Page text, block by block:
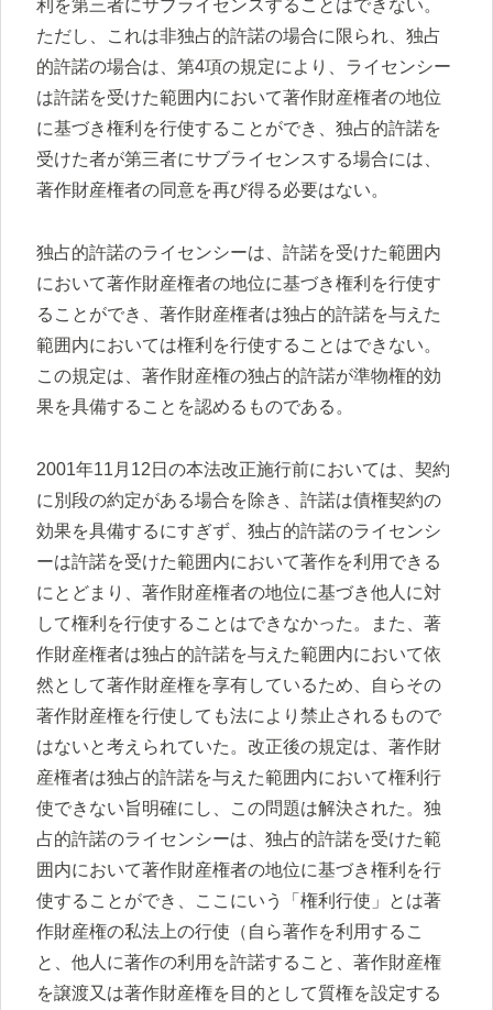
利を第三者にサブライセンスすることはできない。
ただし、これは非独占的許諾の場合に限られ、独占
的許諾の場合は、第4項の規定により、ライセンシー
は許諾を受けた範囲内において著作財産権者の地位
に基づき権利を行使することができ、独占的許諾を
受けた者が第三者にサブライセンスする場合には、
著作財産権者の同意を再び得る必要はない。
独占的許諾のライセンシーは、許諾を受けた範囲内
において著作財産権者の地位に基づき権利を行使す
ることができ、著作財産権者は独占的許諾を与えた
範囲内においては権利を行使することはできない。
この規定は、著作財産権の独占的許諾が準物権的効
果を具備することを認めるものである。
2001年11月12日の本法改正施行前においては、契約
に別段の約定がある場合を除き、許諾は債権契約の
効果を具備するにすぎず、独占的許諾のライセンシ
ーは許諾を受けた範囲内において著作を利用できる
にとどまり、著作財産権者の地位に基づき他人に対
して権利を行使することはできなかった。また、著
作財産権者は独占的許諾を与えた範囲内において依
然として著作財産権を享有しているため、自らその
著作財産権を行使しても法により禁止されるもので
はないと考えられていた。改正後の規定は、著作財
産権者は独占的許諾を与えた範囲内において権利行
使できない旨明確にし、この問題は解決された。独
占的許諾のライセンシーは、独占的許諾を受けた範
囲内において著作財産権者の地位に基づき権利を行
使することができ、ここにいう「権利行使」とは著
作財産権の私法上の行使（自ら著作を利用するこ
と、他人に著作の利用を許諾すること、著作財産権
を譲渡又は著作財産権を目的として質権を設定する